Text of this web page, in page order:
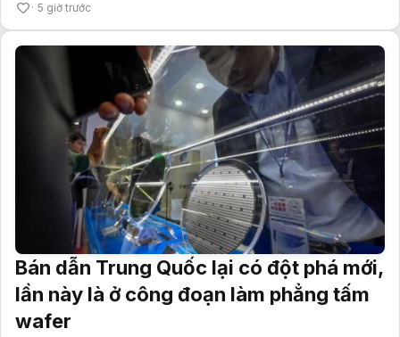
5 giờ trước
Bán dẫn Trung Quốc lại có đột phá mới,
lần này là ở công đoạn làm phẳng tấm
wafer